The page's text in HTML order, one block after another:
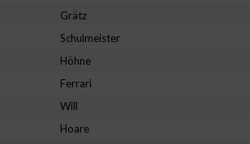
Grätz
Schulmeister
Höhne
Ferrari
Will
Hoare